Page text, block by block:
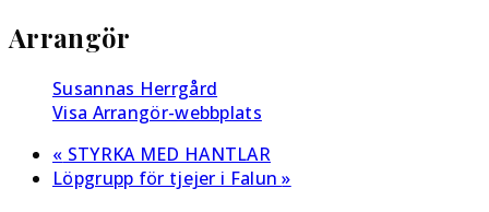
Arrangör
Susannas Herrgård
Visa Arrangör-webbplats
« STYRKA MED HANTLAR
Löpgrupp för tjejer i Falun»